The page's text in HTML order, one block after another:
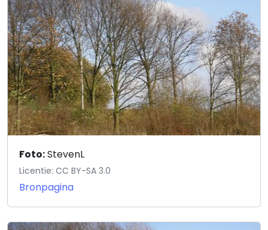
Foto:StevenL
Licentie: CC BY-SA 3.0
Bronpagina